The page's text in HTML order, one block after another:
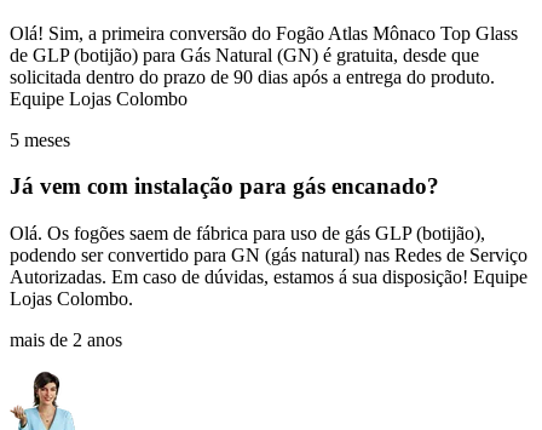
Olá! Sim, a primeira conversão do Fogão Atlas Mônaco Top Glass
de GLP (botijão) para Gás Natural (GN) é gratuita, desde que
solicitada dentro do prazo de 90 dias após a entrega do produto.
Equipe Lojas Colombo
5 meses
Já vem com instalação para gás encanado?
Olá. Os fogões saem de fábrica para uso de gás GLP (botijão),
podendo ser convertido para GN (gás natural) nas Redes de Serviço
Autorizadas. Em caso de dúvidas, estamos á sua disposição! Equipe
Lojas Colombo.
mais de 2 anos